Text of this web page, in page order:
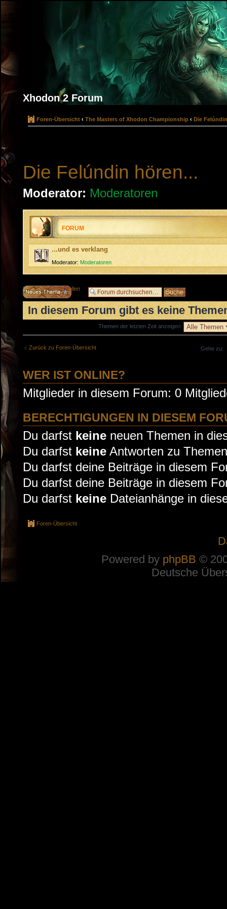
Xhodon 2 Forum
Foren-Übersicht ‹ The Masters of Xhodon Championship ‹ Die
Die Felúndin hören...
Moderator: Moderatoren
FORUM
...und es verklang
Moderator: Moderatoren
Neues Thema erstellen
In diesem Forum gibt es keine
Themen der letzten Zeit anzeigen:
Zurück zu Foren-Übersicht Gehe zu:
WER IST ONLINE?
Mitglieder in diesem Forum: 0
BERECHTIGUNGEN IN DIESEM
Du darfst keine neuen Themen in
Du darfst keine Antworten zu
Du darfst deine Beiträge in diesem
Du darfst deine Beiträge in diesem
Du darfst keine Dateianhänge in
Foren-Übersicht
Powered by phpBB ©
Deutsche